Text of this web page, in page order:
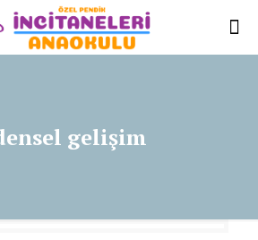
gelişim